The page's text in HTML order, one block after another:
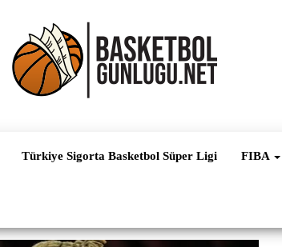
Haber
Süper Lig ve
Dünya
Türkiye Sigorta Basketbol Süper Ligi FIBA